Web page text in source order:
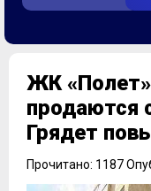
ЖК
продаются
Грядет
Прочитано: 1187